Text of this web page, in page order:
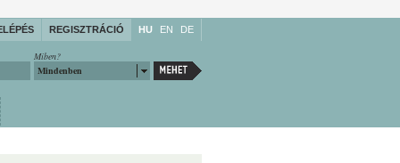
REGISZTRÁCIÓ HU EN DE
Miben?
Mindenben